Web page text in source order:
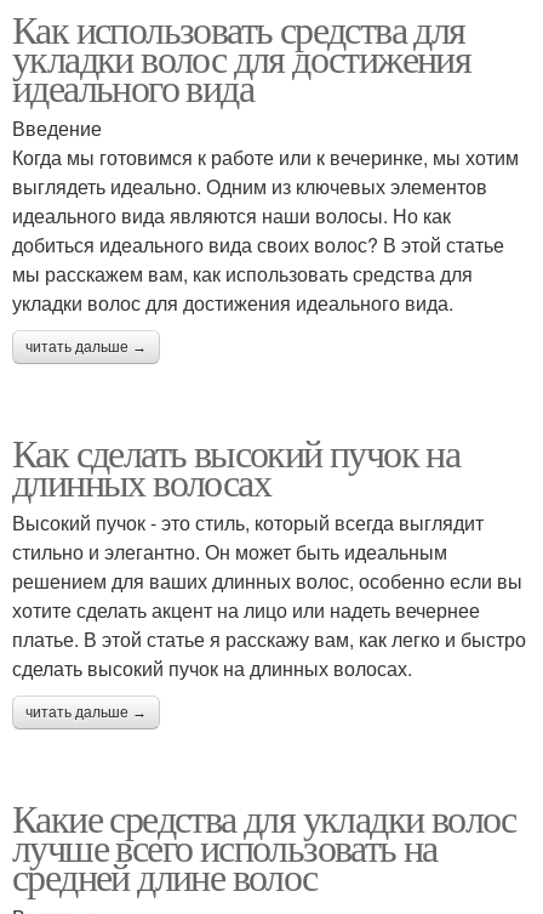
Как использовать средства для
укладки волос для достижения
идеального вида
Введение
Когда мы готовимся к работе или к вечеринке, мы хотим
выглядеть идеально. Одним из ключевых элементов
идеального вида являются наши волосы. Но как
добиться идеального вида своих волос? В этой статье
мы расскажем вам, как использовать средства для
укладки волос для достижения идеального вида.
читать дальше →
Как сделать высокий пучок на
длинных волосах
Высокий пучок - это стиль, который всегда выглядит
стильно и элегантно. Он может быть идеальным
решением для ваших длинных волос, особенно если вы
хотите сделать акцент на лицо или надеть вечернее
платье. В этой статье я расскажу вам, как легко и быстро
сделать высокий пучок на длинных волосах.
читать дальше →
Какие средства для укладки волос
лучше всего использовать на
средней длине волос